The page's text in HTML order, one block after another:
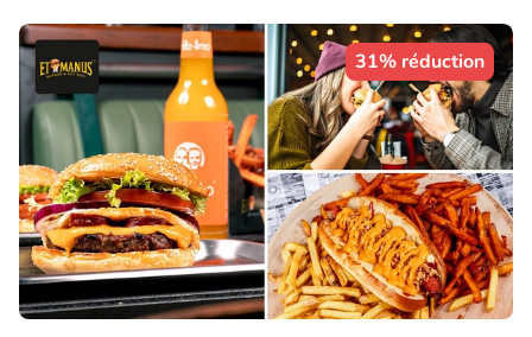
31% réduction